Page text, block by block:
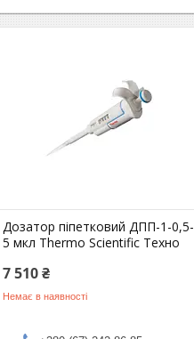
Дозатор піпетковий ДПП-1-0,5-
5 мкл Thermo Scientific Техно
7 510 ₴
Немає в наявності